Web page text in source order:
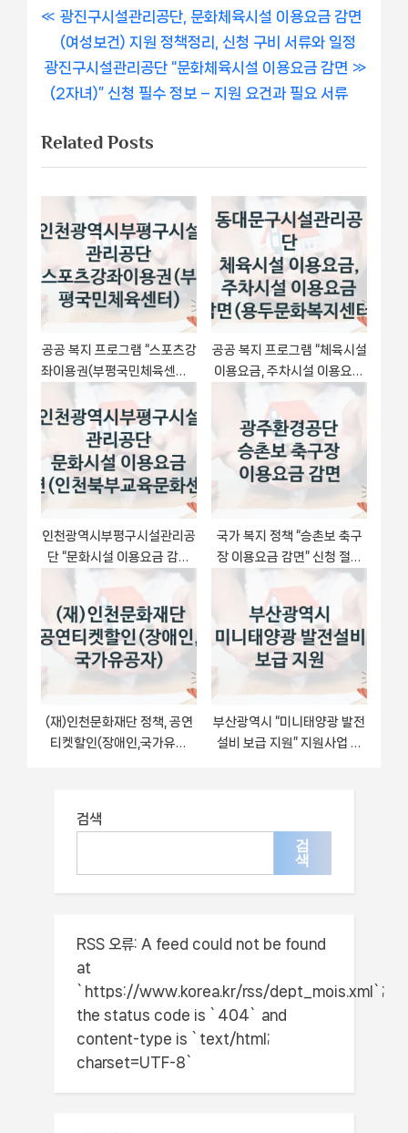
글
내
비
게
이
P
r
e
v
o
u
s
P
o
s
t
광진구시설관리공단, 문화체육시설 이용요금 감면
(여성보건) 지원 정책정리, 신청 구비 서류와 일정
N
e
t
P
o
s
t
:
광진구시설관리공단 “문화체육시설 이용요금 감면
(2자녀)” 신청 필수 정보 – 지원 요건과 필요 서류
Related Posts
공공 복지 프로그램 “스포츠강
좌이용권(부평국민체육센터)”
– 인천광역시부평구시설관리
공단 자격 요건과 신청 방법
공공 복지 프로그램 “체육시설
이용요금, 주차시설 이용요금
감면(용두문화복지센터)” –
동대문구시설관리공단 자격
요건과 신청 방법
인천광역시부평구시설관리공
단 “문화시설 이용요금 감면
(인천북부교육문화센터)” 복
지 지원 정책 – 지원 대상 및
신청 방법
국가 복지 정책 “승촌보 축구
장 이용요금 감면” 신청 절차
와 준비물 – 광주환경공단
(재)인천문화재단 정책, 공연
티켓할인(장애인,국가유공
부산광역시 “미니태양광 발전
설비 보급 지원” 지원사업 대
검색
검
색
RSS 오류: A feed could not be found
at
`https://www.korea.kr/rss/dept_mois.xml`;
the status code is `404` and
content-type is `text/html;
charset=UTF-8`